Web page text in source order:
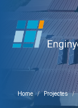
Home Projectes